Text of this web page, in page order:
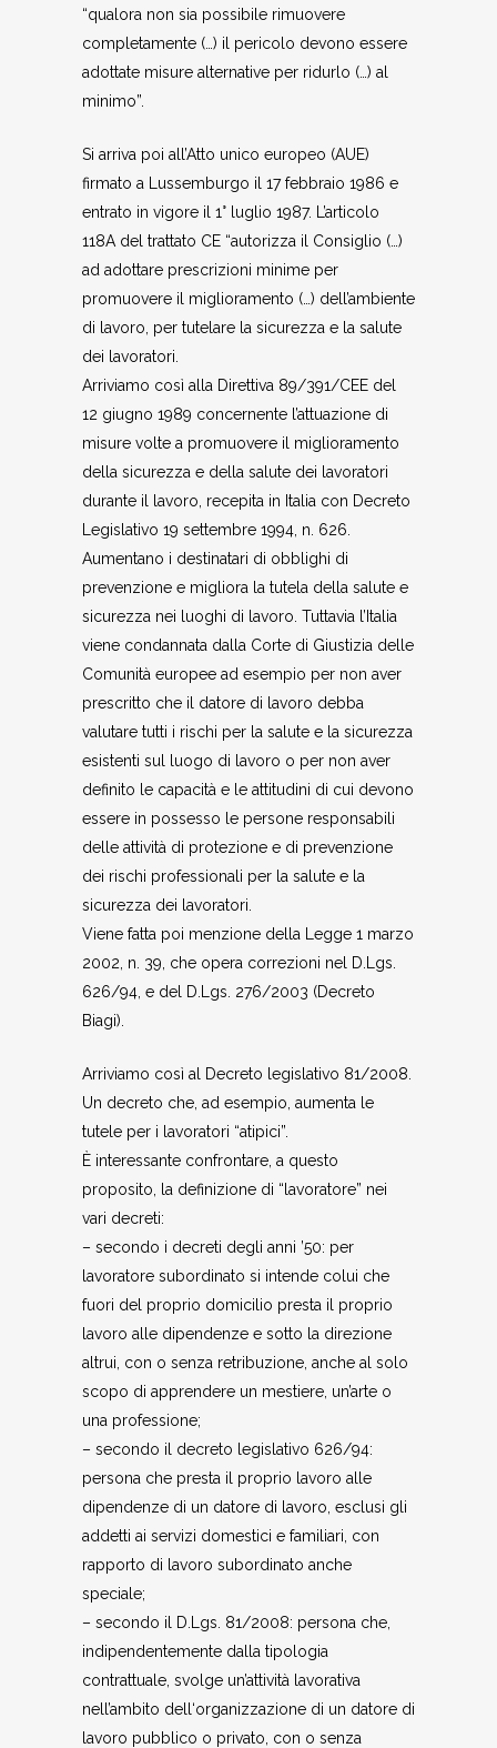
“qualora non sia possibile rimuovere
completamente (…) il pericolo devono essere
adottate misure alternative per ridurlo (…) al
minimo”.
Si arriva poi all’Atto unico europeo (AUE)
firmato a Lussemburgo il 17 febbraio 1986 e
entrato in vigore il 1° luglio 1987. L’articolo
118A del trattato CE “autorizza il Consiglio (…)
ad adottare prescrizioni minime per
promuovere il miglioramento (…) dell’ambiente
di lavoro, per tutelare la sicurezza e la salute
dei lavoratori.
Arriviamo così alla Direttiva 89/391/CEE del
12 giugno 1989 concernente l’attuazione di
misure volte a promuovere il miglioramento
della sicurezza e della salute dei lavoratori
durante il lavoro, recepita in Italia con Decreto
Legislativo 19 settembre 1994, n. 626.
Aumentano i destinatari di obblighi di
prevenzione e migliora la tutela della salute e
sicurezza nei luoghi di lavoro. Tuttavia l’Italia
viene condannata dalla Corte di Giustizia delle
Comunità europee ad esempio per non aver
prescritto che il datore di lavoro debba
valutare tutti i rischi per la salute e la sicurezza
esistenti sul luogo di lavoro o per non aver
definito le capacità e le attitudini di cui devono
essere in possesso le persone responsabili
delle attività di protezione e di prevenzione
dei rischi professionali per la salute e la
sicurezza dei lavoratori.
Viene fatta poi menzione della Legge 1 marzo
2002, n. 39, che opera correzioni nel D.Lgs.
626/94, e del D.Lgs. 276/2003 (Decreto
Biagi).
Arriviamo così al Decreto legislativo 81/2008.
Un decreto che, ad esempio, aumenta le
tutele per i lavoratori “atipici”.
È interessante confrontare, a questo
proposito, la definizione di “lavoratore” nei
vari decreti:
– secondo i decreti degli anni ’50: per
lavoratore subordinato si intende colui che
fuori del proprio domicilio presta il proprio
lavoro alle dipendenze e sotto la direzione
altrui, con o senza retribuzione, anche al solo
scopo di apprendere un mestiere, un’arte o
una professione;
– secondo il decreto legislativo 626/94:
persona che presta il proprio lavoro alle
dipendenze di un datore di lavoro, esclusi gli
addetti ai servizi domestici e familiari, con
rapporto di lavoro subordinato anche
speciale;
– secondo il D.Lgs. 81/2008: persona che,
indipendentemente dalla tipologia
contrattuale, svolge un’attività lavorativa
nell’ambito dell‘organizzazione di un datore di
lavoro pubblico o privato, con o senza